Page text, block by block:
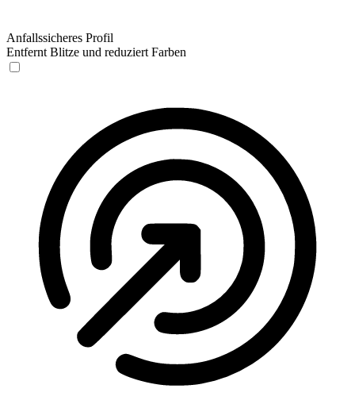
Anfallssicheres Profil
Entfernt Blitze und reduziert Farben